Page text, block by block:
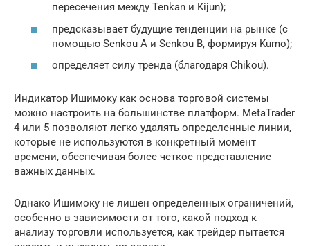
пересечения между Tenkan и Kijun);
предсказывает будущие тенденции на рынке (с
помощью Senkou A и Senkou B, формируя Kumo);
определяет силу тренда (благодаря Chikou).
Индикатор Ишимоку как основа торговой системы
можно настроить на большинстве платформ. MetaTrader
4 или 5 позволяют легко удалять определенные линии,
которые не используются в конкретный момент
времени, обеспечивая более четкое представление
важных данных.
Однако Ишимоку не лишен определенных ограничений,
особенно в зависимости от того, какой подход к
анализу торговли используется, как трейдер пытается